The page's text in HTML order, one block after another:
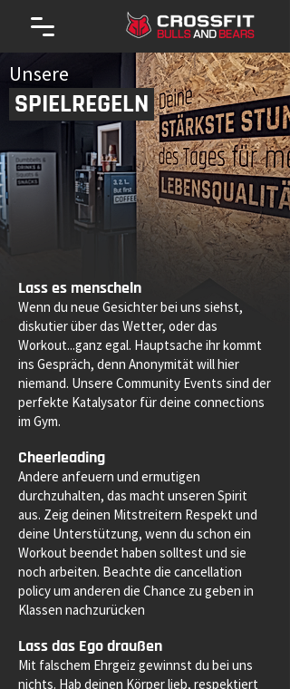
Unsere
SPIELREGELN
Lass es menscheln
Wenn du neue Gesichter bei uns siehst,
diskutier über das Wetter, oder das
Workout...ganz egal. Hauptsache ihr kommt
ins Gespräch, denn Anonymität will hier
niemand. Unsere Community Events sind der
perfekte Katalysator für deine connections
im Gym.
Cheerleading
Andere anfeuern und ermutigen
durchzuhalten, das macht unseren Spirit
aus. Zeig deinen Mitstreitern Respekt und
deine Unterstützung, wenn du schon ein
Workout beendet haben solltest und sie
noch arbeiten. Beachte die cancellation
policy um anderen die Chance zu geben in
Klassen nachzurücken
Lass das Ego draußen
Mit falschem Ehrgeiz gewinnst du bei uns
nichts. Hab deinen Körper lieb, respektiert